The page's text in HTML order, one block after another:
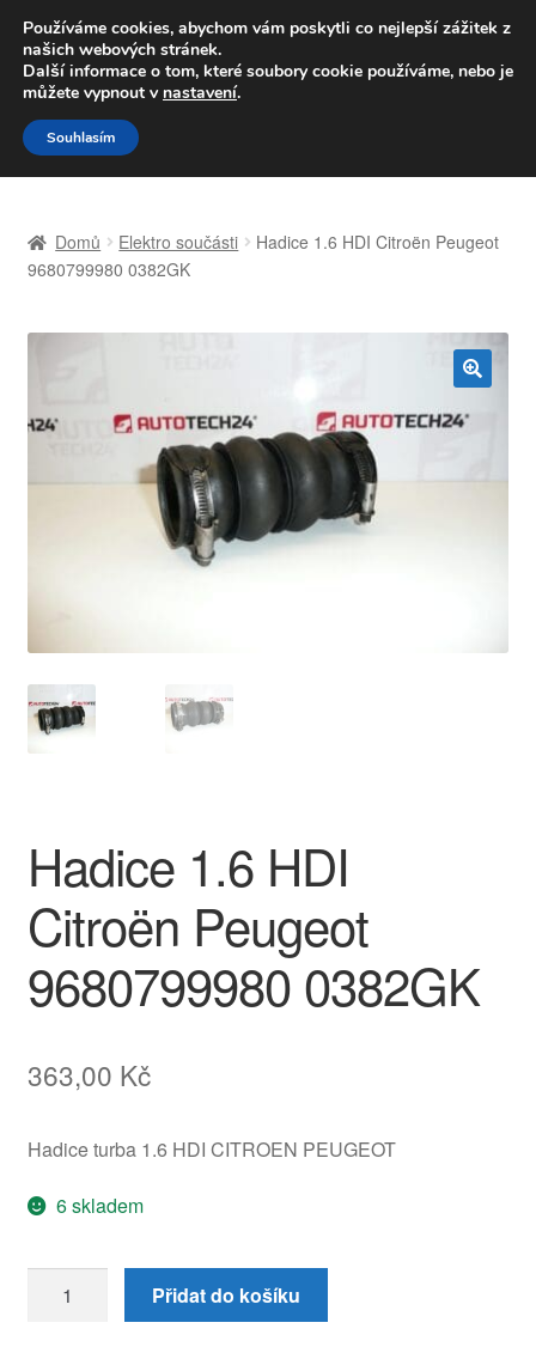
DOPRAVA od 139,-Kč
Volejte po-pá 9-16 704 494 494
Přeskočit
na
navigaci
Přejít
k
obsahu
Celosvětová doprava
Ochrana osobních údajů
Reklamace
Domů Elektro součásti
Hadice 1.6 HDI Citroën Peugeot
9680799980 0382GK
Hadice 1.6 HDI
Citroën Peugeot
9680799980 0382GK
363,00 Kč
Hadice turba 1.6 HDI CITROEN PEUGEOT
6 skladem
Přidat do košíku
Používáme cookies, abychom vám poskytli co nejlepší zážitek z
našich webových stránek.
Další informace o tom, které soubory cookie používáme, nebo je
můžete vypnout v nastavení.
Souhlasím